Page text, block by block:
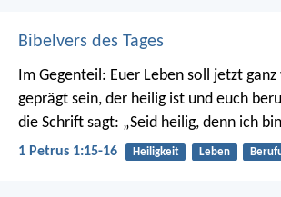
Bibelvers des Tages
Im Gegenteil: Euer Leben soll jetzt
geprägt sein, der heilig ist und euch
die Schrift sagt: „Seid heilig, denn ich
1 Petrus 1:15-16 Heiligkeit Leben